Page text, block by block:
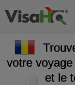
votre
et le